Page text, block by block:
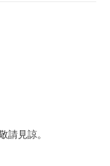
請見諒。